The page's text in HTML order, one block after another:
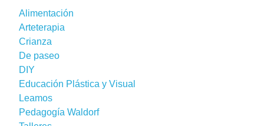
Alimentación
Arteterapia
Crianza
De paseo
DIY
Educación Plástica y Visual
Leamos
Pedagogía Waldorf